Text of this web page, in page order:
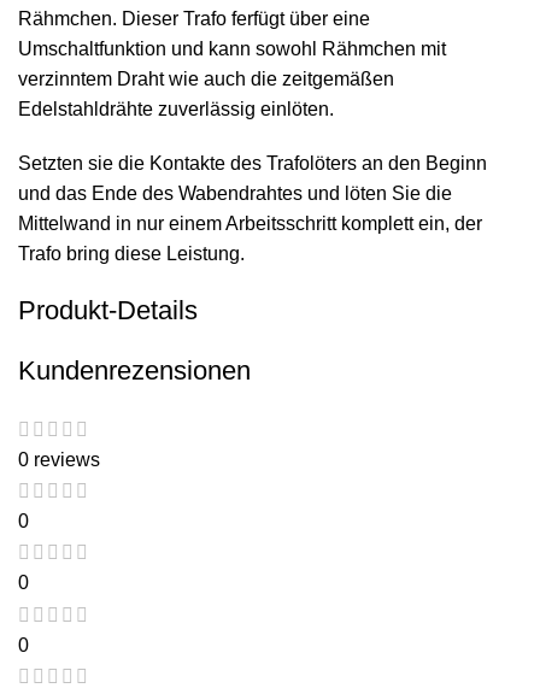
Rähmchen. Dieser Trafo ferfügt über eine
Umschaltfunktion und kann sowohl Rähmchen mit
verzinntem Draht wie auch die zeitgemäßen
Edelstahldrähte zuverlässig einlöten.
Setzten sie die Kontakte des Trafolöters an den Beginn
und das Ende des Wabendrahtes und löten Sie die
Mittelwand in nur einem Arbeitsschritt komplett ein, der
Trafo bring diese Leistung.
Produkt-Details
Kundenrezensionen
0 reviews
0
0
0